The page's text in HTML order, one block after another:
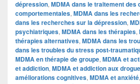
dépression, MDMA dans le traitement des
comportementales, MDMA dans les
dans les recherches sur la dépression,
psychiatriques, MDMA dans les thérapies,
thérapies alternatives, MDMA dans les
dans les troubles du stress post-
MDMA en thérapie de groupe, MDMA et
et addiction, MDMA et addiction aux
améliorations cognitives, MDMA et anxiété,